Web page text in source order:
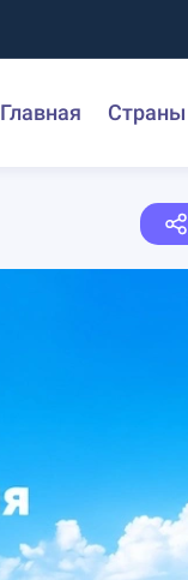
Главная Страны